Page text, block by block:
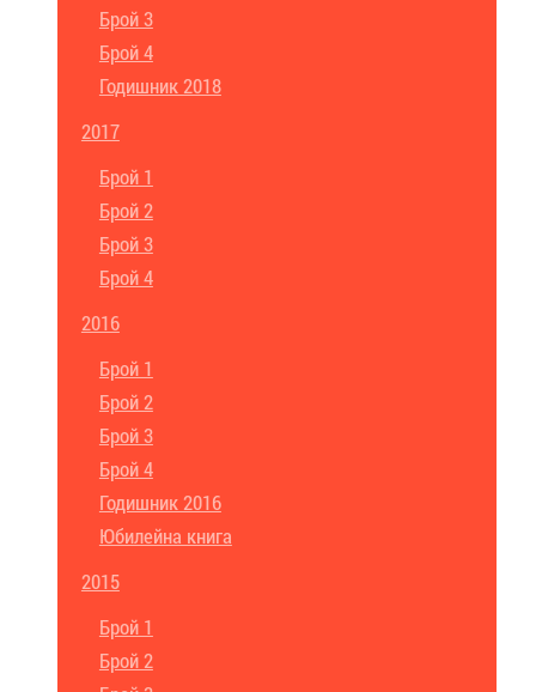
Брой 3
Брой 4
Годишник 2018
2017
Брой 1
Брой 2
Брой 3
Брой 4
2016
Брой 1
Брой 2
Брой 3
Брой 4
Годишник 2016
Юбилейна книга
2015
Брой 1
Брой 2